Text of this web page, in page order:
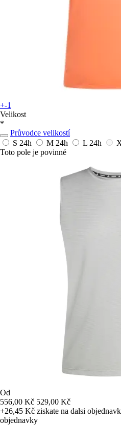
+-1
Velikost
*
Průvodce velikostí
S 24h M 24h L 24h
Toto pole je povinné
Od
556,00 Kč 529,00 Kč
+26,45 Kč ziskate na dalsi
objednavky